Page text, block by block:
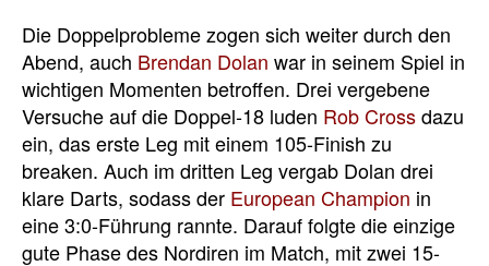
Die Doppelprobleme zogen sich weiter durch den
Abend, auch Brendan Dolan war in seinem Spiel in
wichtigen Momenten betroffen. Drei vergebene
Versuche auf die Doppel-18 luden Rob Crossdazu
ein, das erste Leg mit einem 105-Finish zu
breaken. Auch im dritten Leg vergab Dolan drei
klare Darts, sodass der European Champion in
eine 3:0-Führung rannte. Darauf folgte die einzige
gute Phase des Nordiren im Match, mit zwei 15-